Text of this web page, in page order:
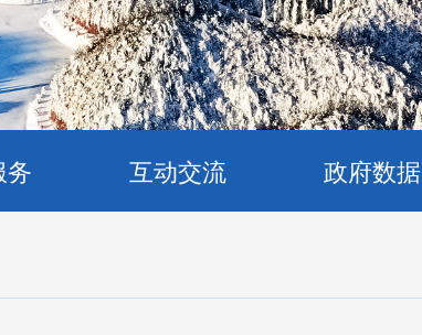
务 互动交流 政府数据